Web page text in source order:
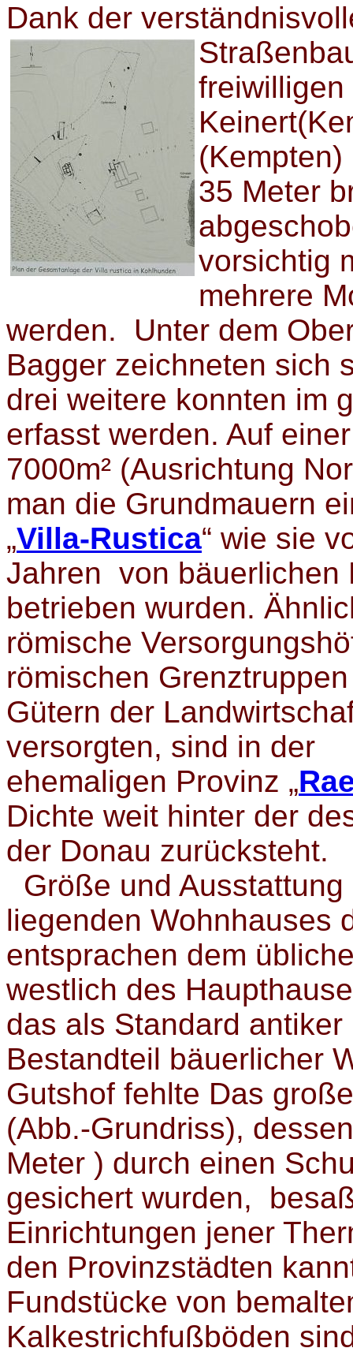
Dank der
35 Meter
vorsichtig
mehrere
werden. Unter dem
Bagger zeichneten sich
drei weitere konnten im
erfasst werden. Auf
7000m² (Ausrichtung
man die Grundmauern
„Villa-Rustica“ wie sie
Jahren von bäuerlichen
betrieben wurden.
römische
römischen
Gütern der
versorgten, sind in der
ehemaligen Provinz „
Dichte weit hinter der
der Donau zurücksteht.
Größe und
liegenden Wohnhauses
entsprachen dem
westlich des
das als Standard
Bestandteil bäuerlicher
Gutshof fehlte Das
(Abb.-Grundriss),
Meter ) durch einen
gesichert wurden,
Einrichtungen jener
den Provinzstädten
Fundstücke von
Kalkestrichfußböden